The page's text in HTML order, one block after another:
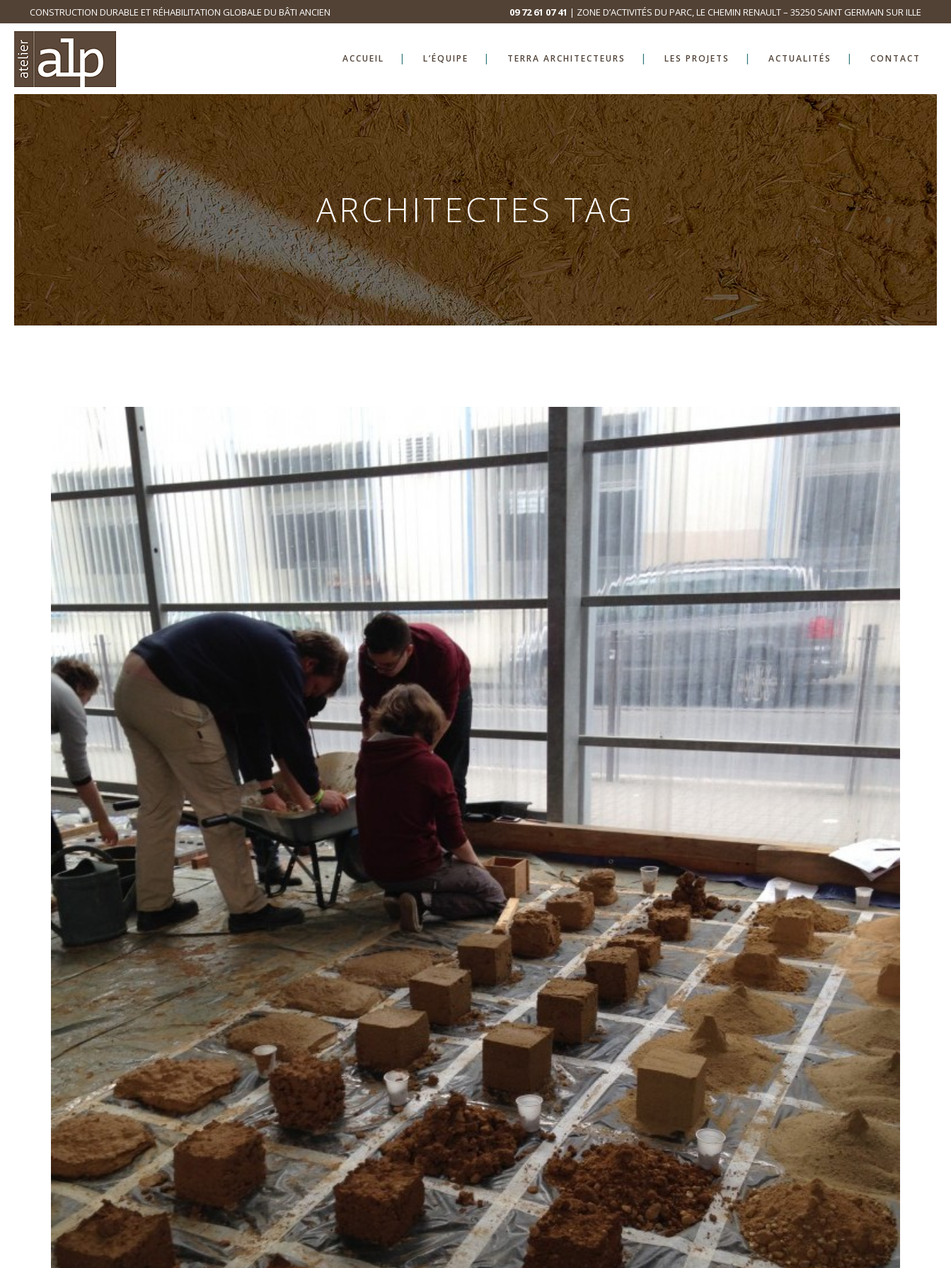
CONSTRUCTION DURABLE ET RÉHABILITATION GLOBALE DU BÂTI ANCIEN 09 72 61 07 41 | ZONE D’ACTIVITÉS DU PARC, LE CHEMIN RENAULT – 35250 SAINT GERMAIN SUR ILLE
ACCUEIL L’ÉQUIPE TERRA ARCHITECTEURS LES PROJETS ACTUALITÉS CONTACT
ARCHITECTES TAG